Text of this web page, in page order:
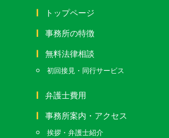
トップページ
事務所の特徴
無料法律相談
初回接見・同行サービス
弁護士費用
事務所案内・アクセス
挨拶・弁護士紹介